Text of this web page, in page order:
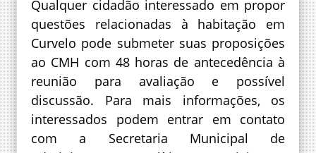
Qualquer cidadão interessado em propor
questões relacionadas à habitação em
Curvelo pode submeter suas proposições
ao CMH com 48 horas de antecedência à
reunião para avaliação e possível
discussão. Para mais informações, os
interessados podem entrar em contato
com a Secretaria Municipal de